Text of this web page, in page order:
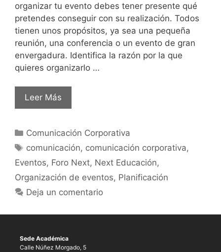
organizar tu evento debes tener presente qué
pretendes conseguir con su realización. Todos
tienen unos propósitos, ya sea una pequeña
reunión, una conferencia o un evento de gran
envergadura. Identifica la razón por la que
quieres organizarlo …
Leer Más
Comunicación Corporativa
comunicación, comunicación corporativa,
Eventos, Foro Next, Next Educación,
Organización de eventos, Planificación
Deja un comentario
Sede Académica
Calle Núñez Morgado, 5